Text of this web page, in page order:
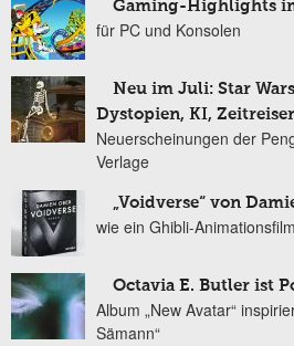
Gaming-Highlights
für PC und Konsolen
Neu im Juli: Star
Dystopien, KI,
Neuerscheinungen der
Verlage
„Voidverse“ von
wie ein Ghibli-Animationsfilm
Octavia E. Butler ist
Album „New Avatar“
Sämann“